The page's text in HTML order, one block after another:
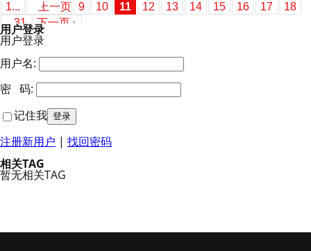
1... 上一页 9 10 11 12 13 14 15 16 17
18
...31
下一页
用户登录
用户登录
用户名:
密 码:
记住我
注册新用户 | 找回密码
相关TAG
暂无相关TAG